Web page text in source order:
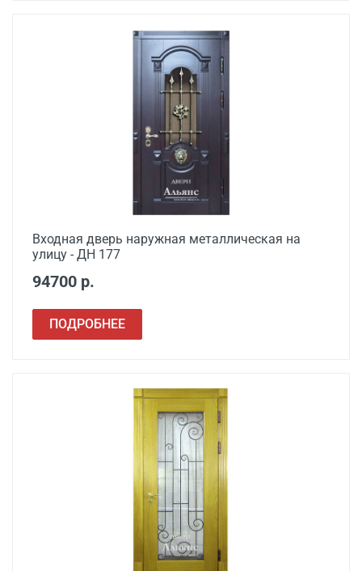
Входная дверь наружная металлическая на
улицу - ДН 177
94700 р.
ПОДРОБНЕЕ